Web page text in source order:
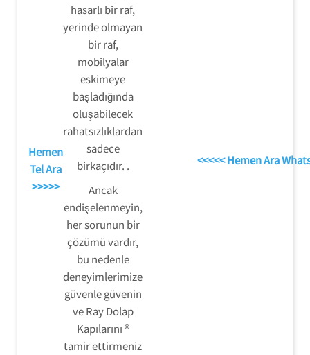
Hemen
Tel Ara
>>>>>
hasarlı bir raf,
yerinde olmayan
bir raf,
mobilyalar
eskimeye
başladığında
oluşabilecek
rahatsızlıklardan
sadece
birkaçıdır. .
Ancak
endişelenmeyin,
her sorunun bir
çözümü vardır,
bu nedenle
deneyimlerimize
güvenle güvenin
ve Ray Dolap
Kapılarını ®
tamir ettirmeniz
<<<<< Hemen Ara